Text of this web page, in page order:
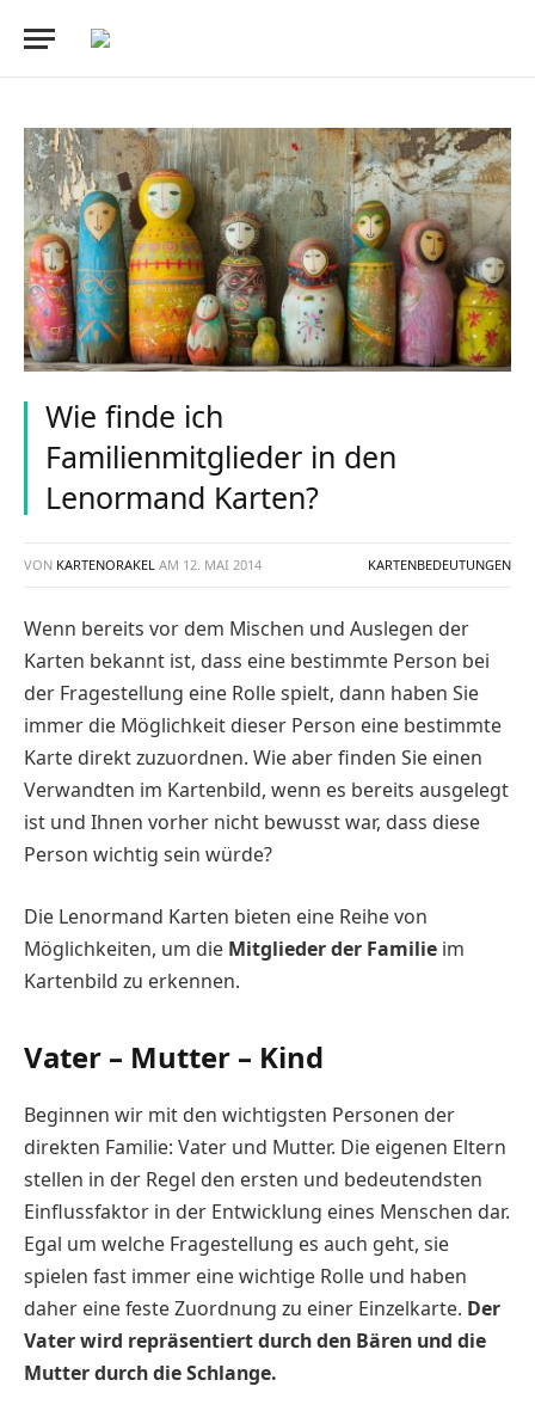
Wie finde ich
Familienmitglieder in den
Lenormand Karten?
VON KARTENORAKEL AM 12. MAI 2014 KARTENBEDEUTUNGEN
Wenn bereits vor dem Mischen und Auslegen der
Karten bekannt ist, dass eine bestimmte Person bei
der Fragestellung eine Rolle spielt, dann haben Sie
immer die Möglichkeit dieser Person eine bestimmte
Karte direkt zuzuordnen. Wie aber finden Sie einen
Verwandten im Kartenbild, wenn es bereits ausgelegt
ist und Ihnen vorher nicht bewusst war, dass diese
Person wichtig sein würde?
Die Lenormand Karten bieten eine Reihe von
Möglichkeiten, um die Mitglieder der Familie im
Kartenbild zu erkennen.
Vater – Mutter – Kind
Beginnen wir mit den wichtigsten Personen der
direkten Familie: Vater und Mutter. Die eigenen Eltern
stellen in der Regel den ersten und bedeutendsten
Einflussfaktor in der Entwicklung eines Menschen dar.
Egal um welche Fragestellung es auch geht, sie
spielen fast immer eine wichtige Rolle und haben
daher eine feste Zuordnung zu einer Einzelkarte. Der
Vater wird repräsentiert durch den Bären und die
Mutter durch die Schlange.